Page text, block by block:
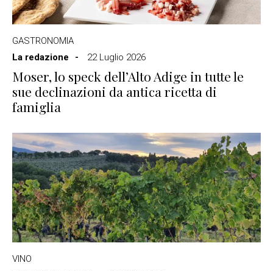
GASTRONOMIA
La redazione
22 Luglio 2026
Moser, lo speck dell’Alto Adige in tutte le
sue declinazioni da antica ricetta di
famiglia
VINO